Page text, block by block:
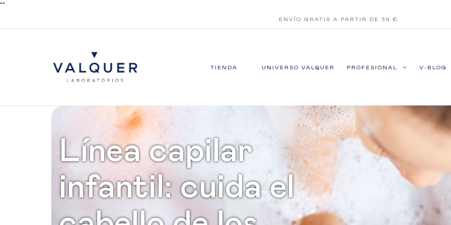
""
ENVÍO GRATIS A PARTIR DE 39 €
TIENDA UNIVERSO VALQUER PROFESIONAL V-BLOG
Línea capilar
infantil: cuida el